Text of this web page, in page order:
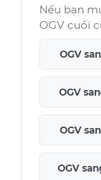
Nếu bạn
OGV cuối
OGV
OGV
OGV
OGV